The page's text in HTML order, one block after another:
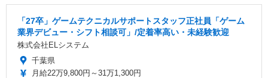
「27卒」ゲームテクニカルサポートスタッフ正社員「ゲーム
業界デビュー・シフト相談可」/定着率高い・未経験歓迎
株式会社ELシステム
千葉県
月給22万9,800円～31万1,300円